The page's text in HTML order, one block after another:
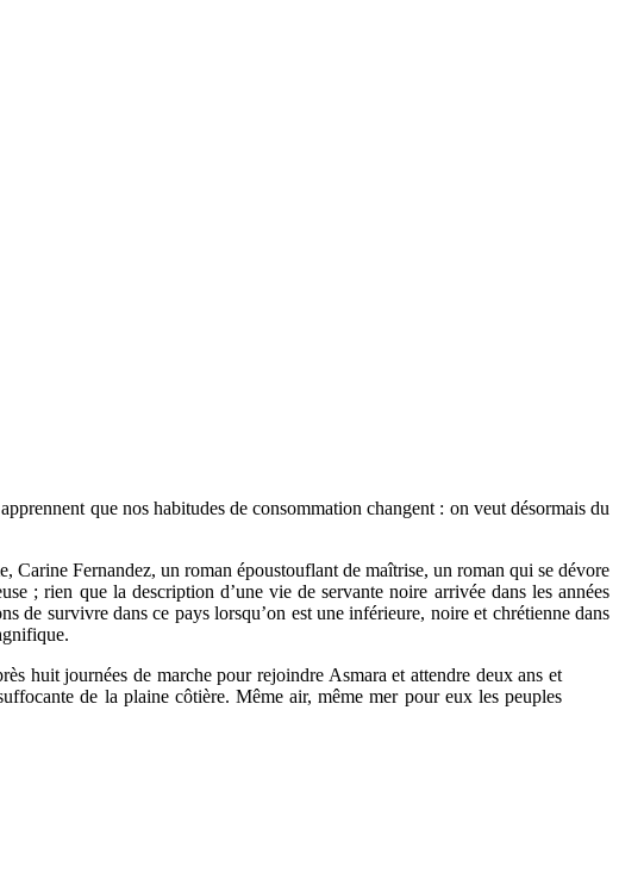
que nos habitudes de consommation changent : on veut désormais du
Carine Fernandez, un roman époustouflant de maîtrise, un roman qui se dévore
; rien que la description d’une vie de servante noire arrivée dans les années
de survivre dans ce pays lorsqu’on est une inférieure, noire et chrétienne dans
huit journées de marche pour rejoindre Asmara et attendre deux ans et
de la plaine côtière. Même air, même mer pour eux les peuples